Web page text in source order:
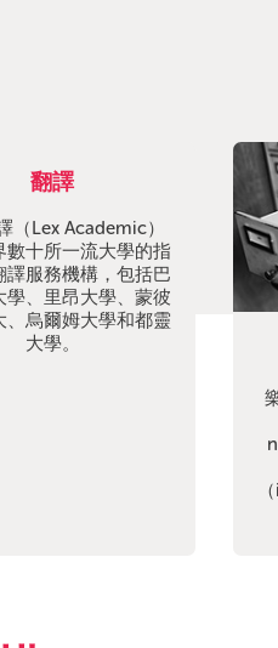
翻譯
（Lex Academic）
數十所一流大學的指
譯服務機構，包括巴
學、里昂大學、蒙彼
、烏爾姆大學和都靈
大學。